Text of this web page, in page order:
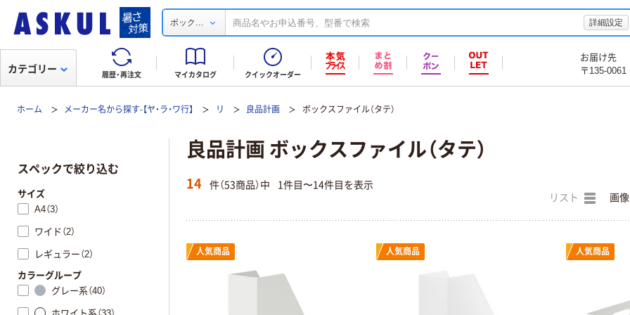
ボック ... 詳細設定
履歴・再注文 マイカタログ クイックオーダー
お届け先
〒135-0061
カテゴリー
ホーム メーカー名から探す-【ヤ・ラ・ワ行】 リ 良品計画 ボックスファイル（タテ）
良品計画 ボックスファイル（タテ）
14 件（53商品）中 1件目〜14件目を表示
リスト 画像
人気商品 人気商品 人気商品
スペックで絞り込む
サイズ
A4（3）
ワイド（2）
レギュラー（2）
カラーグループ
グレー系（40）
ホワイト系（33）